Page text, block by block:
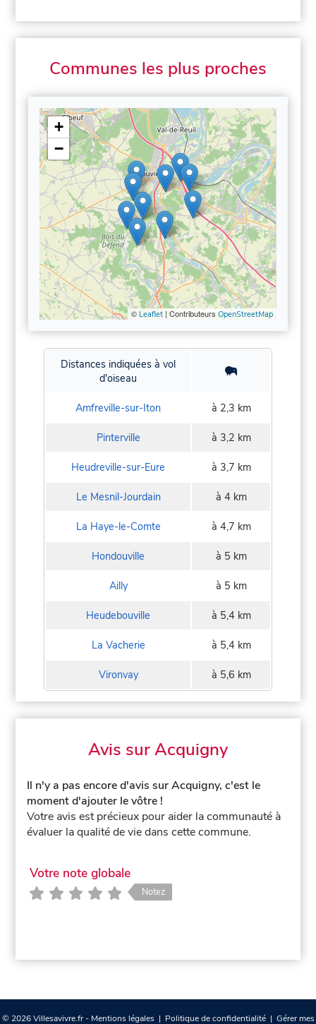
Communes les plus proches
+
−
© Leaflet| Contributeurs OpenStreetMap
Distances indiquées à vol
d'oiseau
Amfreville-sur-Iton à 2,3 km
Pinterville à 3,2 km
Heudreville-sur-Eure à 3,7 km
Le Mesnil-Jourdain à 4 km
La Haye-le-Comte à 4,7 km
Hondouville à 5 km
Ailly à 5 km
Heudebouville à 5,4 km
La Vacherie à 5,4 km
Vironvay à 5,6 km
Avis sur Acquigny
Il n'y a pas encore d'avis sur Acquigny, c'est le
moment d'ajouter le vôtre !
Votre avis est précieux pour aider la communauté à
évaluer la qualité de vie dans cette commune.
Votre note globale
Notez
© 2026 Villesavivre.fr - Mentions légales| Politique de confidentialité| Gérer mes